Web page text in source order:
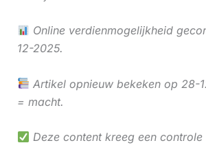
Online verdienmogelijkheid
12-2025.
Artikel opnieuw bekeken op 28-
= macht.
Deze content kreeg een